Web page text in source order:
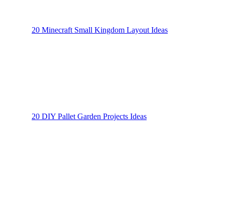
20 Minecraft Small Kingdom Layout Ideas
20 DIY Pallet Garden Projects Ideas